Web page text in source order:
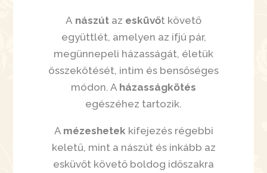
A nászút az esküvőt követő
együttlét, amelyen az ifjú pár,
megünnepeli házasságát, életük
összekötését, intim és bensőséges
módon. A házasságkötés
egészéhez tartozik.
A mézeshetekkifejezés régebbi
keletű, mint a nászút és inkább az
esküvőt követő boldog időszakra